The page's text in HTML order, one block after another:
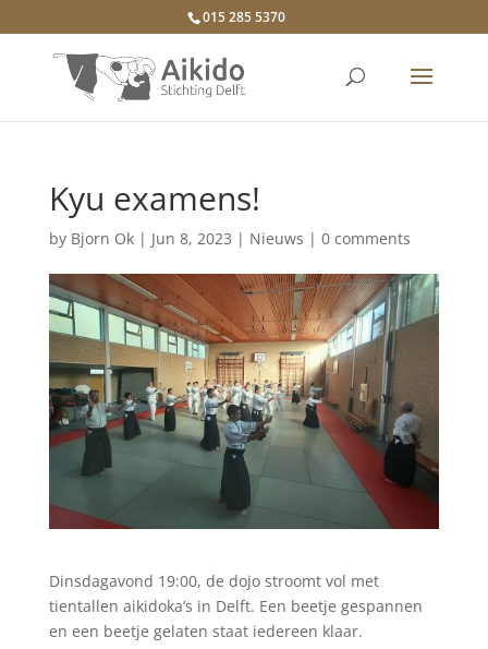
015 285 5370
Kyu examens!
by Bjorn Ok| Jun 8, 2023 | Nieuws | 0 comments
Dinsdagavond 19:00, de dojo stroomt vol met
tientallen aikidoka’s in Delft. Een beetje gespannen
en een beetje gelaten staat iedereen klaar.